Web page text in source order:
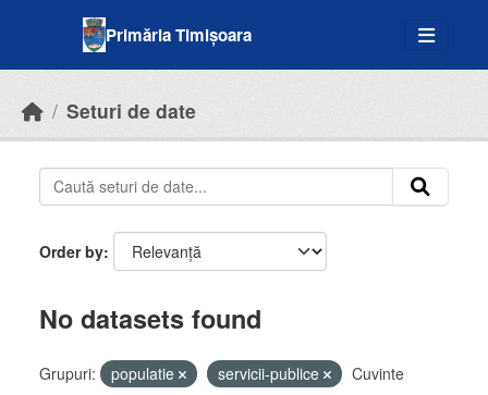
Primăria Timișoara
Seturi de date
Order by
No datasets found
Grupuri: populatie servicii-publice
Cuvinte